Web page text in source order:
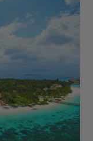
hôtels, selon vos
conseillers pour
de rêve aux